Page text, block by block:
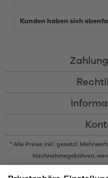
Kunden haben sich
* Alle Preise inkl. gesetzl.
Nachnahmegebühren,